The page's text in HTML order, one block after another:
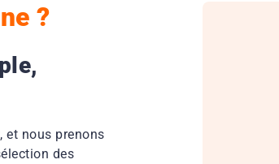
?
et nous prenons
des